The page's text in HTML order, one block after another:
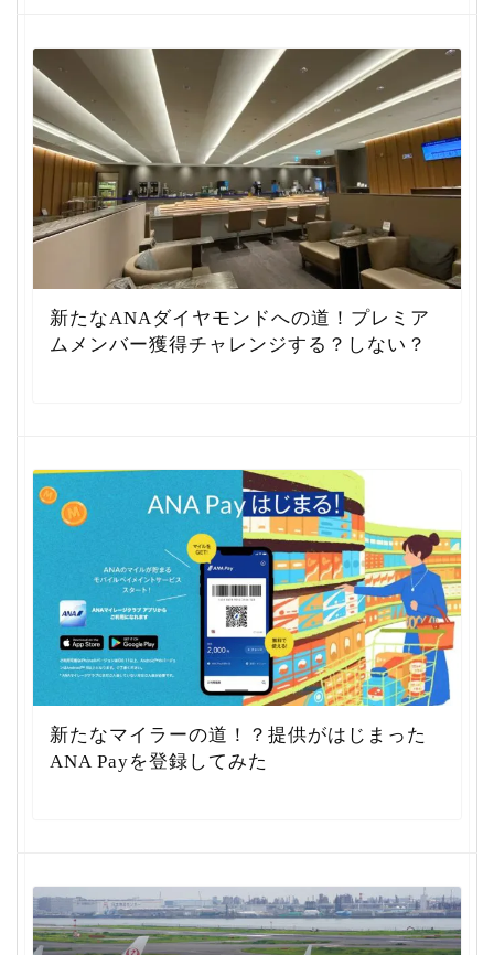
新たなANAダイヤモンドへの道！プレミア
ムメンバー獲得チャレンジする？しない？
新たなマイラーの道！？提供がはじまった
ANA Payを登録してみた